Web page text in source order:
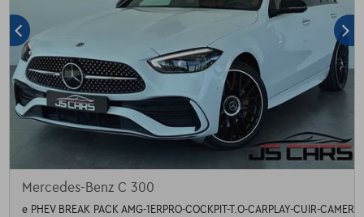
Mercedes-Benz C 300
e PHEV BREAK PACK AMG-1ERPRO-COCKPIT-T.O-CARPLAY-CUIR-